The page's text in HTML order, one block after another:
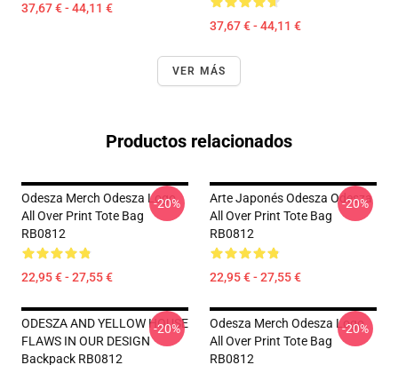
37,67 € - 44,11 €
37,67 € - 44,11 €
VER MÁS
Productos relacionados
Odesza Merch Odesza Logo
All Over Print Tote Bag
RB0812
22,95 € - 27,55 €
-20%
Arte Japonés Odesza Odesza
All Over Print Tote Bag
RB0812
22,95 € - 27,55 €
-20%
ODESZA AND YELLOW HOUSE
FLAWS IN OUR DESIGN
Backpack RB0812
-20%
Odesza Merch Odesza Logo
All Over Print Tote Bag
RB0812
-20%